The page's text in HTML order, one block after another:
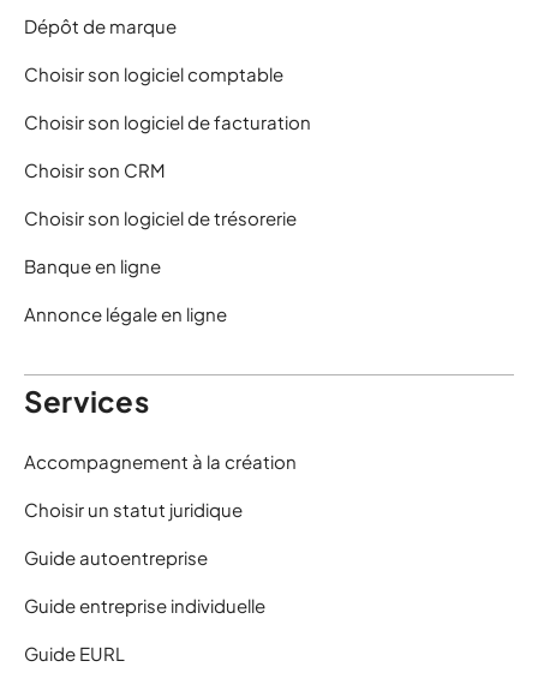
Dépôt de marque
Choisir son logiciel comptable
Choisir son logiciel de facturation
Choisir son CRM
Choisir son logiciel de trésorerie
Banque en ligne
Annonce légale en ligne
Services
Accompagnement à la création
Choisir un statut juridique
Guide autoentreprise
Guide entreprise individuelle
Guide EURL